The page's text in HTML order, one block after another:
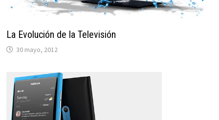
La Evolución de la Televisión
30 mayo, 2012